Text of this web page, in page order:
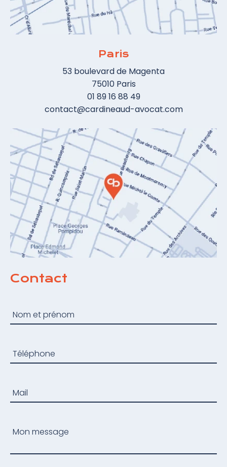
Paris
53 boulevard de Magenta
75010 Paris
01 89 16 88 49
contact@cardineaud-avocat.com
Contact